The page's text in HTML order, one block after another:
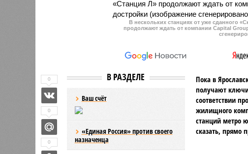
В нескольких станциях от уже сданного
продолжают ждать от компании Capital
В РАЗДЕЛЕ
Ваш счёт
«Единая Россия» против своего
назначенца
Пока в
получают
соответствии
жилищного
станций метро
сказать, прямо
0
0
0